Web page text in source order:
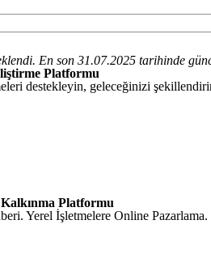
En son 31.07.2025 tarihinde
Platformu
destekleyin, geleceğinizi
Platformu
Yerel İşletmelere Online